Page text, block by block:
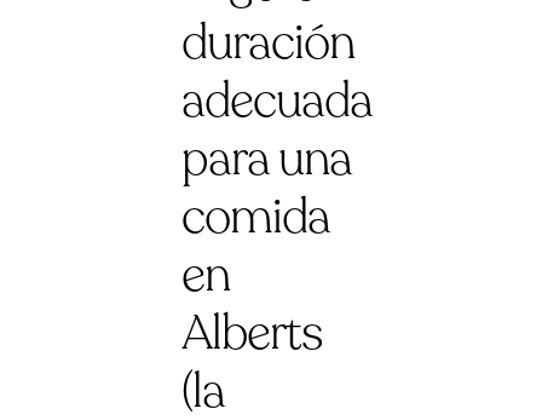
duración
adecuada
para una
comida
en
Alberts
(la